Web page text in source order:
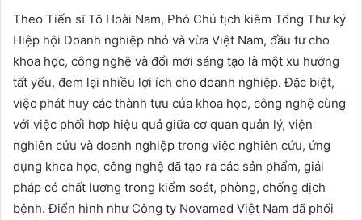
Theo Tiến sĩ Tô Hoài Nam, Phó Chủ tịch kiêm Tổng Thư ký
Hiệp hội Doanh nghiệp nhỏ và vừa Việt Nam, đầu tư cho
khoa học, công nghệ và đổi mới sáng tạo là một xu hướng
tất yếu, đem lại nhiều lợi ích cho doanh nghiệp. Đặc biệt,
việc phát huy các thành tựu của khoa học, công nghệ cùng
với việc phối hợp hiệu quả giữa cơ quan quản lý, viện
nghiên cứu và doanh nghiệp trong việc nghiên cứu, ứng
dụng khoa học, công nghệ đã tạo ra các sản phẩm, giải
pháp có chất lượng trong kiểm soát, phòng, chống dịch
bệnh. Điển hình như Công ty Novamed Việt Nam đã phối